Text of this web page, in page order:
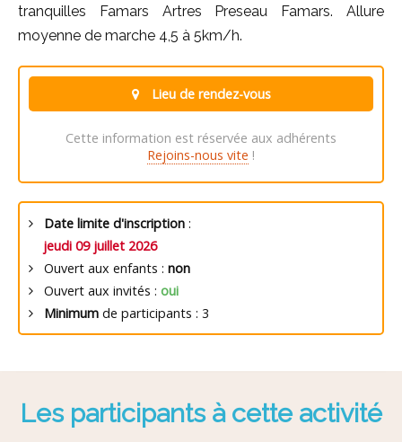
tranquilles Famars Artres Preseau Famars. Allure
moyenne de marche 4,5 à 5km/h.
Lieu de rendez-vous
Cette information est réservée aux adhérents
Rejoins-nous vite !
Date limite d'inscription :
jeudi 09 juillet 2026
Ouvert aux enfants : non
Ouvert aux invités : oui
Minimum de participants : 3
Les participants à cette activité